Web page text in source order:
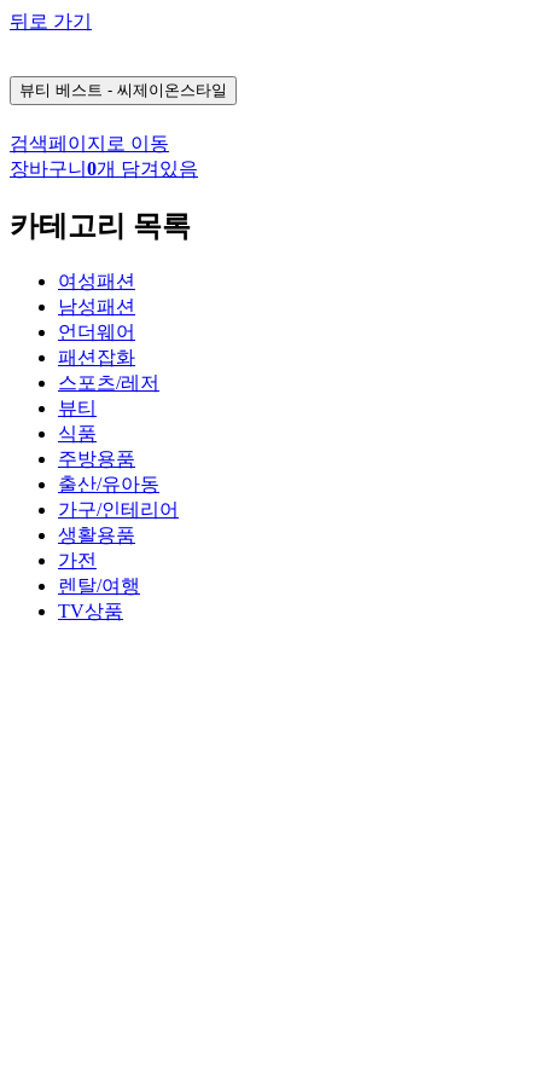
뒤로 가기
뷰티 베스트 - 씨제이온스타일
검색페이지로 이동
장바구니 0개 담겨있음
카테고리 목록
여성패션
남성패션
언더웨어
패션잡화
스포츠/레저
뷰티
식품
주방용품
출산/유아동
가구/인테리어
생활용품
가전
렌탈/여행
TV상품